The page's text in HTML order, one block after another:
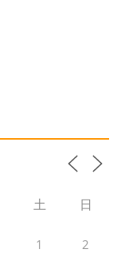
土 日
1 2